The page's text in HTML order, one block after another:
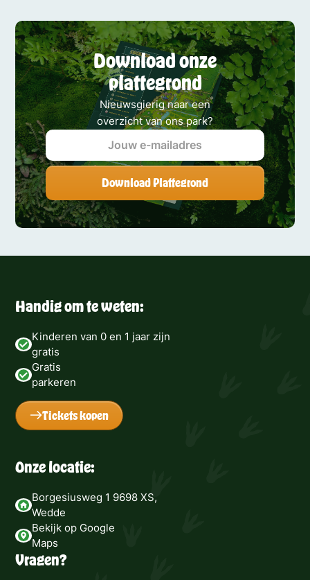
Download onze
plattegrond
Nieuwsgierig naar een
overzicht van ons park?
Handig om te weten:
Kinderen van 0 en 1 jaar zijn
gratis
Gratis
parkeren
Tickets kopen
Onze locatie:
Borgesiusweg 1 9698 XS,
Wedde
Bekijk op Google
Maps
Vragen?